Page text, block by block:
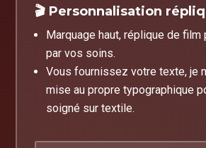
🎬 Personnalisation
Marquage haut, réplique de
par vos soins.
Vous fournissez votre texte, je
mise au propre typographique
soigné sur textile.